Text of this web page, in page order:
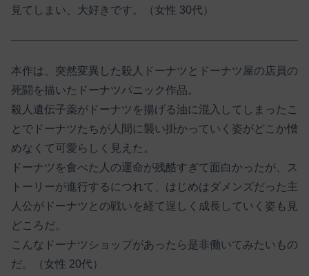
見てしまい、大好きです。（女性 30代）
本作は、突然変異した殺人ドーナツとドーナツ屋の店員の
死闘を描いたドーナツパニック作品。
殺人遺伝子薬がドーナツを揚げる油に混入してしまったこ
とでドーナツたちが人間に襲い掛かっていく姿がどこか憎
めなくて可愛らしく見えた。
ドーナツを食べた人の運命が残酷すぎて面白かったが、ス
トーリーが進行するにつれて、はじめはダメンズだった主
人公がドーナツとの戦いを経て逞しく成長していく姿も見
どころだ。
こんなドーナツショップがあったら是非働いてみたいもの
だ。（女性 20代）